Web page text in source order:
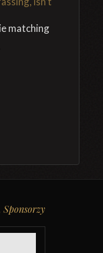
matching
Sponsorzy